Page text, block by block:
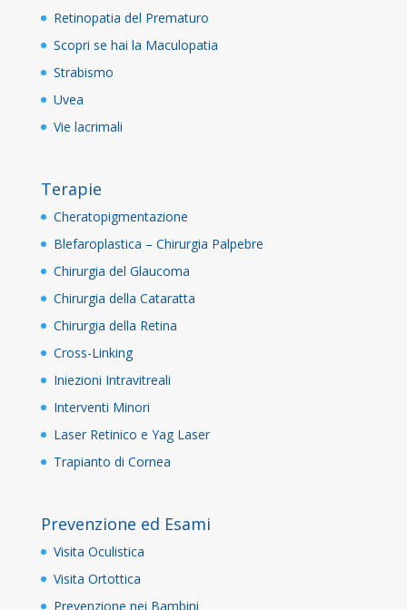
Retinopatia del Prematuro
Scopri se hai la Maculopatia
Strabismo
Uvea
Vie lacrimali
Terapie
Cheratopigmentazione
Blefaroplastica – Chirurgia Palpebre
Chirurgia del Glaucoma
Chirurgia della Cataratta
Chirurgia della Retina
Cross-Linking
Iniezioni Intravitreali
Interventi Minori
Laser Retinico e Yag Laser
Trapianto di Cornea
Prevenzione ed Esami
Visita Oculistica
Visita Ortottica
Prevenzione nei Bambini